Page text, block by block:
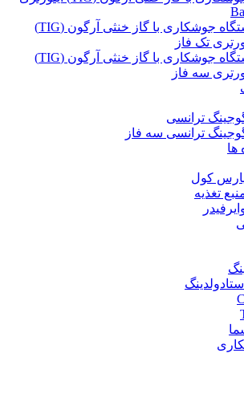
دستگاه جوشکاری با گاز خنثی آرگون (TIG)
تک فاز
دستگاه جوشکاری با گاز خنثی آرگون (TIG)
سه فاز
ترانسی
ترانسی سه فاز
ها
کول
تغذیه